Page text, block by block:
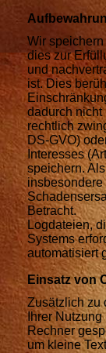
Wir
dies zur
und
ist. Dies
dadurch nicht
rechtlich
DS-GVO)
Interesses
speichern.
Betracht.
Logdateien,
Systems
automatisiert
Einsatz von
Zusätzlich zu
Ihrer Nutzung
Rechner
um kleine